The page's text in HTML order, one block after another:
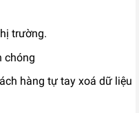
trường.
chóng
hàng tự tay xoá dữ liệu